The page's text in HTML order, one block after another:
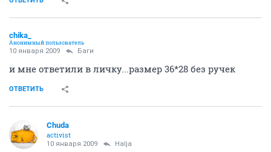
chika_
Анонимный пользователь
10 января 2009 Баги
и мне ответили в личку...размер 36*28 без ручек
ОТВЕТИТЬ
Chuda
activist
10 января 2009 Halja